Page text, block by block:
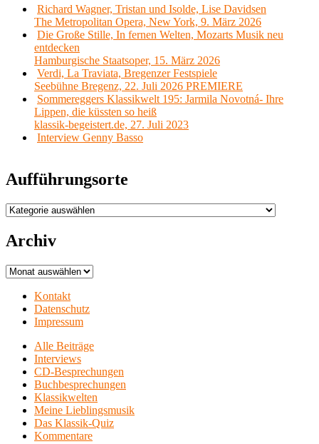
Richard Wagner, Tristan und Isolde, Lise Davidsen
The Metropolitan Opera, New York, 9. März 2026
Die Große Stille, In fernen Welten, Mozarts Musik neu
entdecken
Hamburgische Staatsoper, 15. März 2026
Verdi, La Traviata, Bregenzer Festspiele
Seebühne Bregenz, 22. Juli 2026 PREMIERE
Sommereggers Klassikwelt 195: Jarmila Novotná- Ihre
Lippen, die küssten so heiß
klassik-begeistert.de, 27. Juli 2023
Interview Genny Basso
Aufführungsorte
Aufführungsorte
Archiv
Archiv
Kontakt
Datenschutz
Impressum
Alle Beiträge
Interviews
CD-Besprechungen
Buchbesprechungen
Klassikwelten
Meine Lieblingsmusik
Das Klassik-Quiz
Kommentare